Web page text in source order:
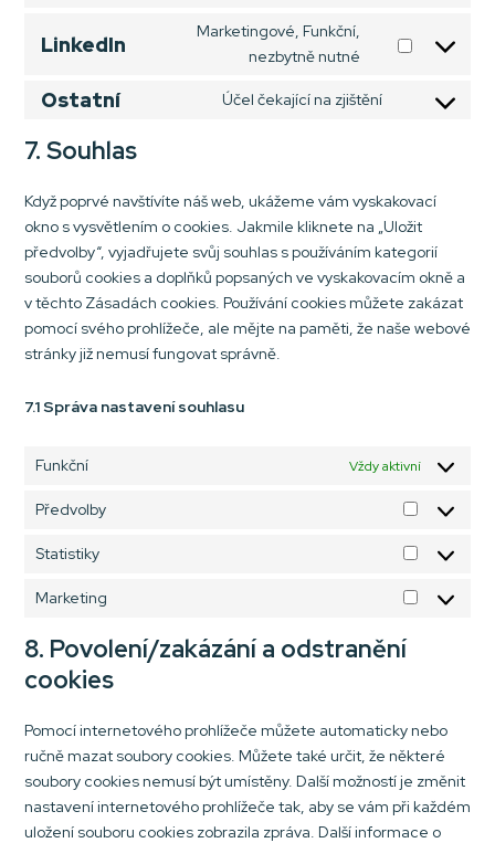
maps
service
LinkedIn
Marketingové, Funkční,
nezbytně nutné
Consent
service
Ostatní Účel čekající na zjištění
Consent
7. Souhlas
Když poprvé navštívíte náš web, ukážeme vám vyskakovací
okno s vysvětlením o cookies. Jakmile kliknete na „Uložit
předvolby“, vyjadřujete svůj souhlas s používáním kategorií
souborů cookies a doplňků popsaných ve vyskakovacím okně a
v těchto Zásadách cookies. Používání cookies můžete zakázat
pomocí svého prohlížeče, ale mějte na paměti, že naše webové
stránky již nemusí fungovat správně.
7.1 Správa nastavení souhlasu
Funkční Vždy aktivní
Předvolby
Předvolby
Statistiky
Statistiky
Marketing
Marketing
8. Povolení/zakázání a odstranění
cookies
Pomocí internetového prohlížeče můžete automaticky nebo
ručně mazat soubory cookies. Můžete také určit, že některé
soubory cookies nemusí být umístěny. Další možností je změnit
nastavení internetového prohlížeče tak, aby se vám při každém
uložení souboru cookies zobrazila zpráva. Další informace o